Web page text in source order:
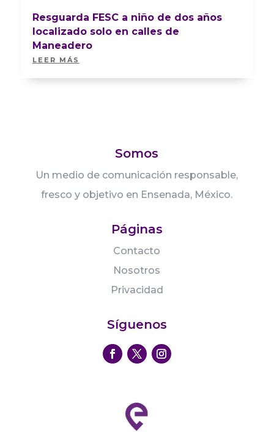
Resguarda FESC a niño de dos años
localizado solo en calles de
Maneadero
LEER MÁS
Somos
Un medio de comunicación responsable,
fresco y objetivo en Ensenada, México.
Páginas
Contacto
Nosotros
Privacidad
Síguenos